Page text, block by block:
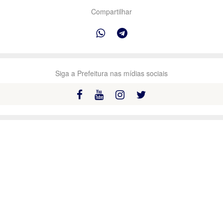
Compartilhar
Siga a Prefeitura nas mídias sociais